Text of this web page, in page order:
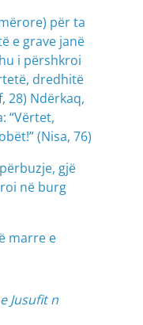
për ta
e grave janë
i përshkroi
dredhitë
28) Ndërkaq,
“Vërtet,
(Nisa, 76)
gjë
në burg
marre e
Jusufitn